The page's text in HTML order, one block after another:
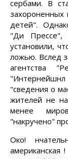
сербами. В
захороненных
детей".
"Ди Прессе",
установили,
ложью. Вслед
агентства
"Интернейшнл
"сведения о
жителей не
менее
"накручено"
Око!